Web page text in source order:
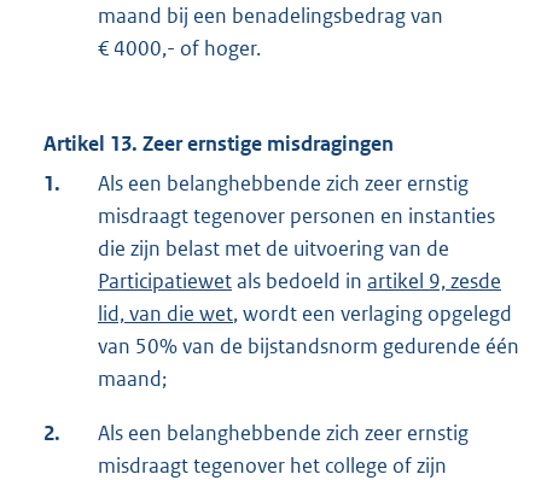
maand bij een benadelingsbedrag van
€ 4000,- of hoger.
Artikel 13. Zeer ernstige misdragingen
1.
Als een belanghebbende zich zeer ernstig
misdraagt tegenover personen en instanties
die zijn belast met de uitvoering van de
Participatiewetals bedoeld in artikel 9, zesde
lid, van die wet, wordt een verlaging opgelegd
van 50% van de bijstandsnorm gedurende één
maand;
2.
Als een belanghebbende zich zeer ernstig
misdraagt tegenover het college of zijn